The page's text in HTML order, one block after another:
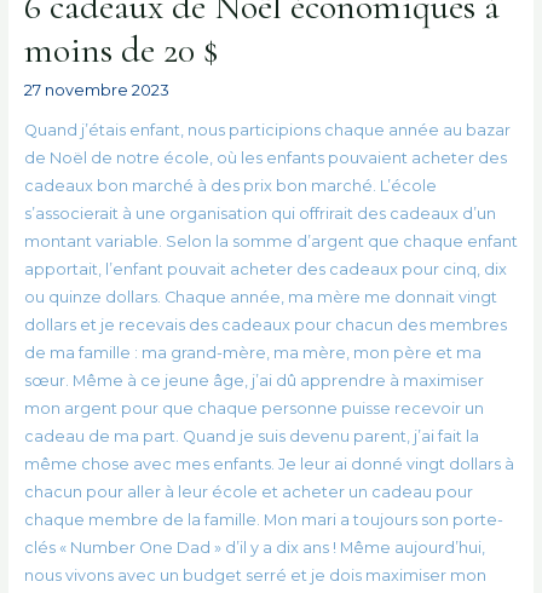
moins de 20 $
27 novembre 2023
Quand j’étais enfant, nous participions chaque année au bazar
de Noël de notre école, où les enfants pouvaient acheter des
cadeaux bon marché à des prix bon marché. L’école
s’associerait à une organisation qui offrirait des cadeaux d’un
montant variable. Selon la somme d’argent que chaque enfant
apportait, l’enfant pouvait acheter des cadeaux pour cinq, dix
ou quinze dollars. Chaque année, ma mère me donnait vingt
dollars et je recevais des cadeaux pour chacun des membres
de ma famille : ma grand-mère, ma mère, mon père et ma
sœur. Même à ce jeune âge, j’ai dû apprendre à maximiser
mon argent pour que chaque personne puisse recevoir un
cadeau de ma part. Quand je suis devenu parent, j’ai fait la
même chose avec mes enfants. Je leur ai donné vingt dollars à
chacun pour aller à leur école et acheter un cadeau pour
chaque membre de la famille. Mon mari a toujours son porte-
clés « Number One Dad » d’il y a dix ans ! Même aujourd’hui,
nous vivons avec un budget serré et je dois maximiser mon